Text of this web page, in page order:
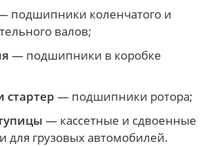
подшипники коленчатого и
валов;
— подшипники в коробке
стартер — подшипники ротора;
— кассетные и сдвоенные
для грузовых автомобилей.